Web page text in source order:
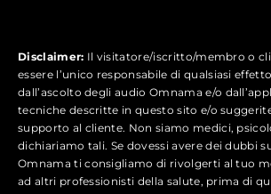
Disclaimer: Il visitatore/iscritto/membro o
essere l’unico responsabile di qualsiasi
dall’ascolto degli audio Omnama e/o
tecniche descritte in questo sito e/o
supporto al cliente. Non siamo medici,
dichiariamo tali. Se dovessi avere dei dubbi
Omnama ti consigliamo di rivolgerti al tuo
ad altri professionisti della salute, prima di